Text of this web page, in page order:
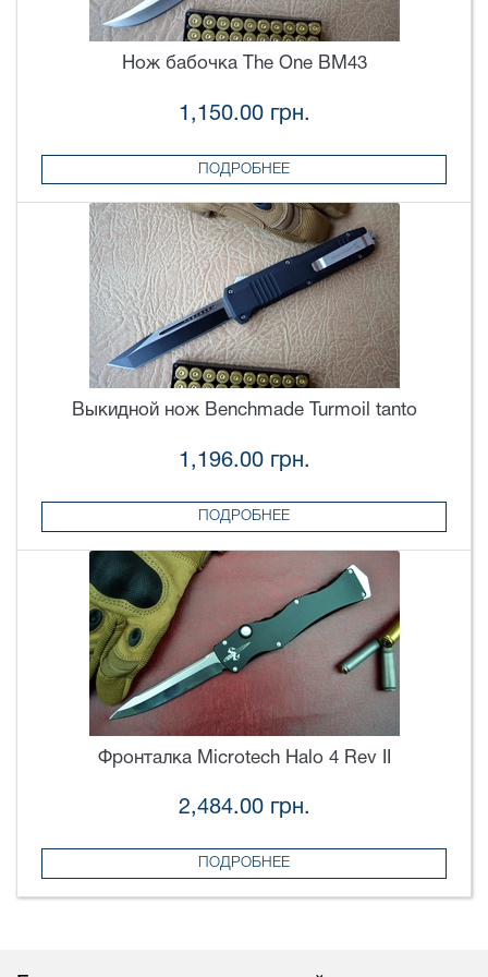
Нож бабочка The One BM43
1,150.00 грн.
ПОДРОБНЕЕ
Выкидной нож Benchmade Turmoil tanto
1,196.00 грн.
ПОДРОБНЕЕ
Фронталка Microtech Halo 4 Rev II
2,484.00 грн.
ПОДРОБНЕЕ